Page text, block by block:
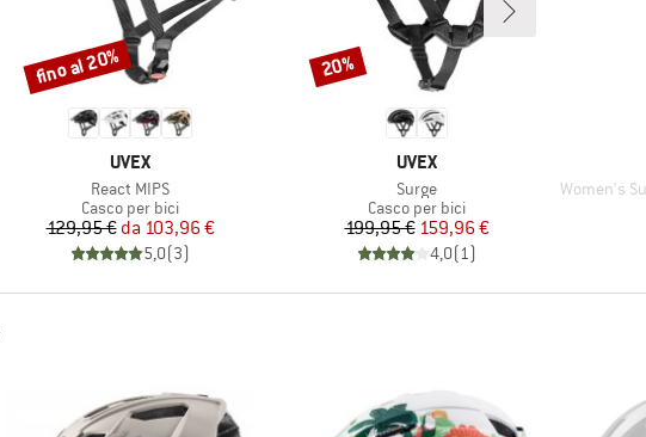
MARCHIO
UVEX
Articolo
React MIPS
Gruppo di prodotti
Casco per bici
Prezzo
129,95 € Prezzo ridotto
da 103,96 €
5,0(3)
Sconto
fino al 20%
MARCHIO
UVEX
Articolo
Surge
Gruppo di prodotti
Casco per bici
Prezzo
199,95 €Prezzo ridotto
159,96 €
4,0(1)
Sconto
20%
Articolo
Women's